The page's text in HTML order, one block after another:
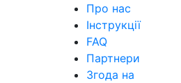
Про нас
Інструкції
FAQ
Партнери
Згода на